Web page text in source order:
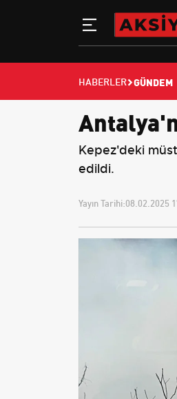
HABERLER GÜNDEM
Kepez'deki
edildi.
Yayın Tarihi:08.02.2025